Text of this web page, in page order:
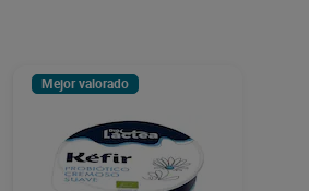
Mejor valorado